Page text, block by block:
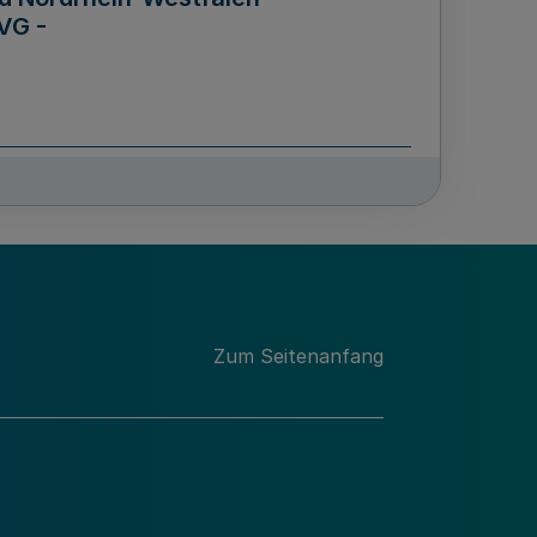
-
Männern für das Land
Zum Seitenanfang